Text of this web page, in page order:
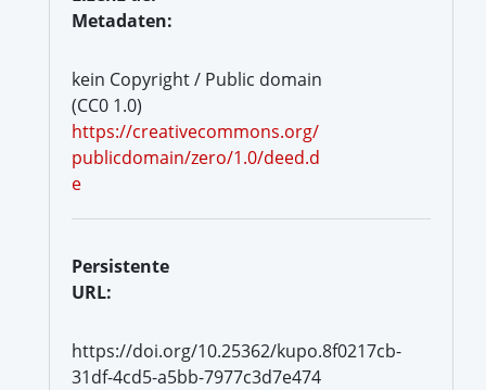
Metadaten:
kein Copyright / Public domain
(CC0 1.0)
https://creativecommons.org/
publicdomain/zero/1.0/deed.d
e
Persistente
URL:
https://doi.org/10.25362/kupo.8f0217cb-
31df-4cd5-a5bb-7977c3d7e474